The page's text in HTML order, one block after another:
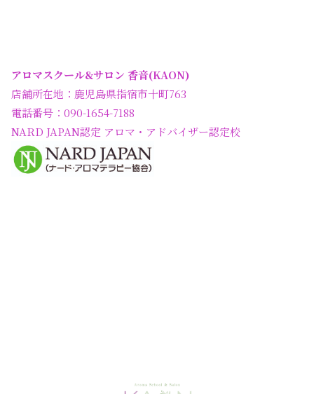
アロマスクール&サロン 香音(KAON)
店舗所在地：鹿児島県指宿市十町763
電話番号：090-1654-7188
NARD JAPAN認定 アロマ・アドバイザー認定校